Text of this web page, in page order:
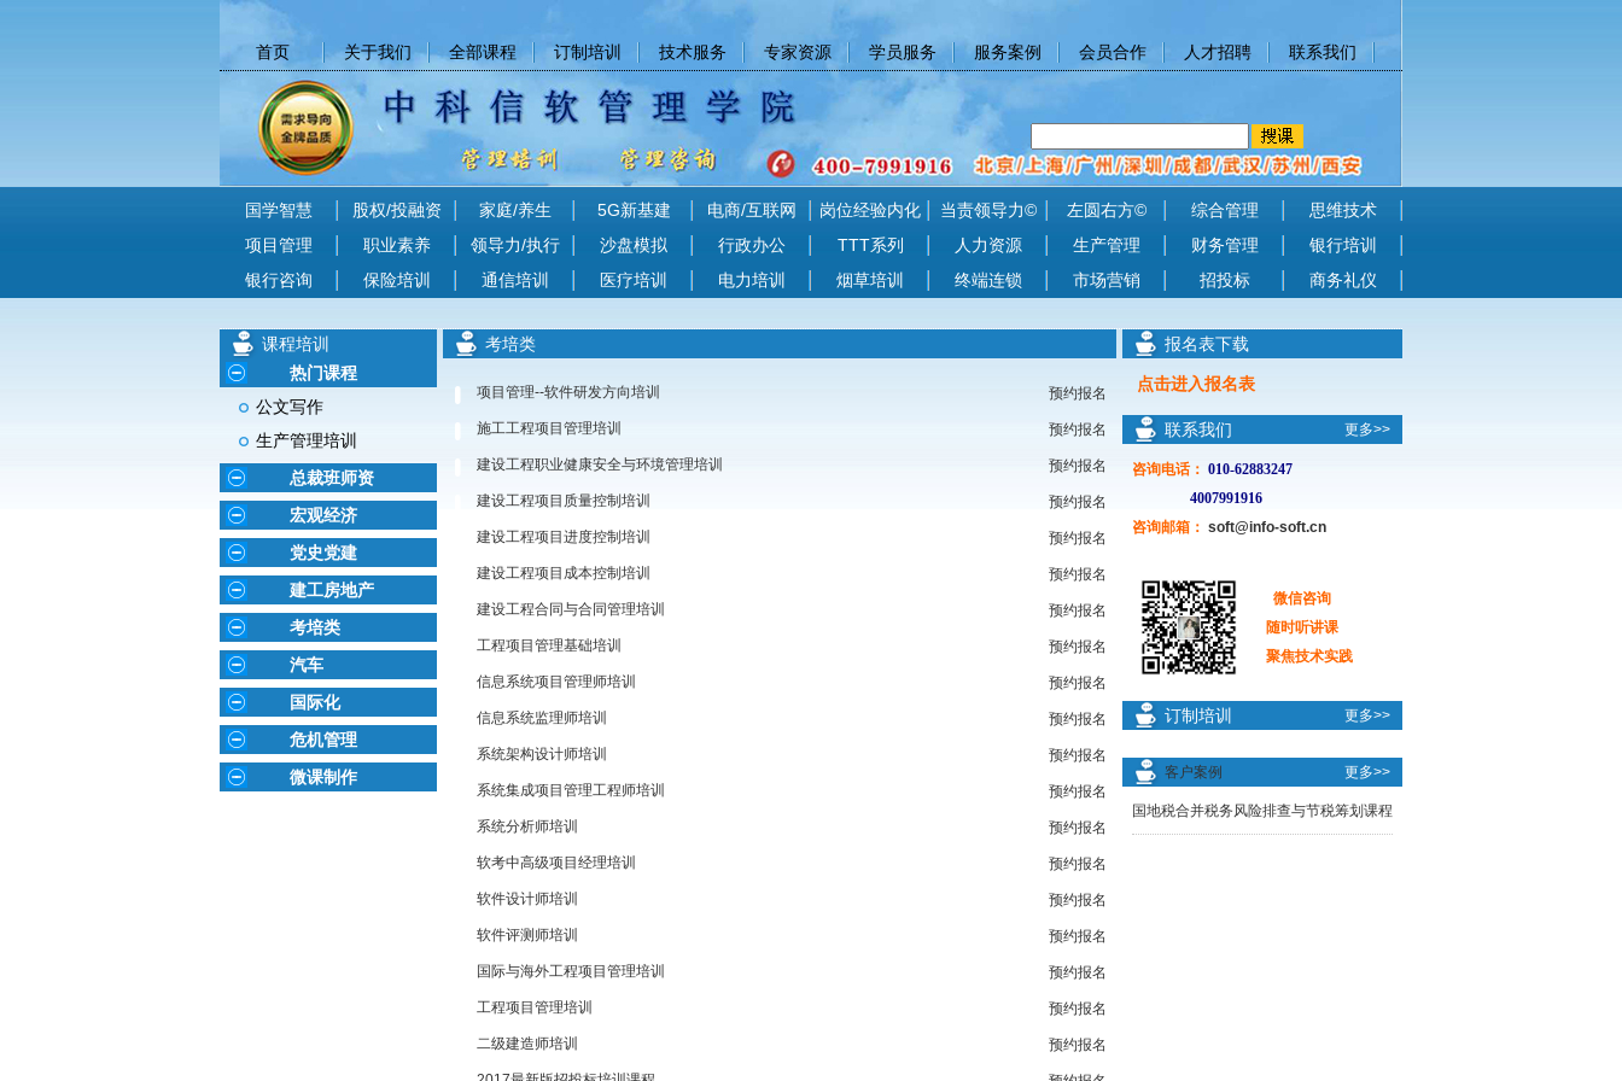
首页 关于我们 全部课程 订制培训 技术服务 专家资源 学员服务 服务案例 会员合作 人才招聘 联系我们
国学智慧 股权/投融资 家庭/养生 5G新基建 电商/互联网 岗位经验内化 当责领导力© 左圆右方© 综合管理
思维技术
项目管理
职业素养 领导力/执行 沙盘模拟 行政办公 TTT系列 人力资源 生产管理 财务管理
银行培训
银行咨询
保险培训 通信培训 医疗培训 电力培训 烟草培训 终端连锁 市场营销 招投标 商务礼仪
课程培训
热门课程
公文写作
生产管理培训
总裁班师资
宏观经济
党史党建
建工房地产
考培类
汽车
国际化
危机管理
微课制作
考培类
项目管理--软件研发方向培训 预约报名
施工工程项目管理培训 预约报名
建设工程职业健康安全与环境管理培训 预约报名
建设工程项目质量控制培训 预约报名
建设工程项目进度控制培训 预约报名
建设工程项目成本控制培训 预约报名
建设工程合同与合同管理培训 预约报名
工程项目管理基础培训 预约报名
信息系统项目管理师培训 预约报名
信息系统监理师培训 预约报名
系统架构设计师培训 预约报名
系统集成项目管理工程师培训 预约报名
系统分析师培训 预约报名
软考中高级项目经理培训 预约报名
软件设计师培训 预约报名
软件评测师培训 预约报名
国际与海外工程项目管理培训 预约报名
工程项目管理培训 预约报名
二级建造师培训 预约报名
报名表下载
点击进入报名表
联系我们 更多>>
咨询电话： 010-62883247
4007991916
咨询邮箱： soft@info-soft.cn
微信咨询
随时听讲课
聚焦技术实践
订制培训 更多>>
客户案例 更多>>
国地税合并税务风险排查与节税筹划课程